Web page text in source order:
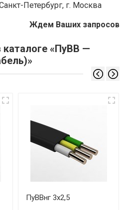
Петербург, г. Москва
Ждем Ваших запросов
«ПуВВ —
ПуВВнг 3х2,5